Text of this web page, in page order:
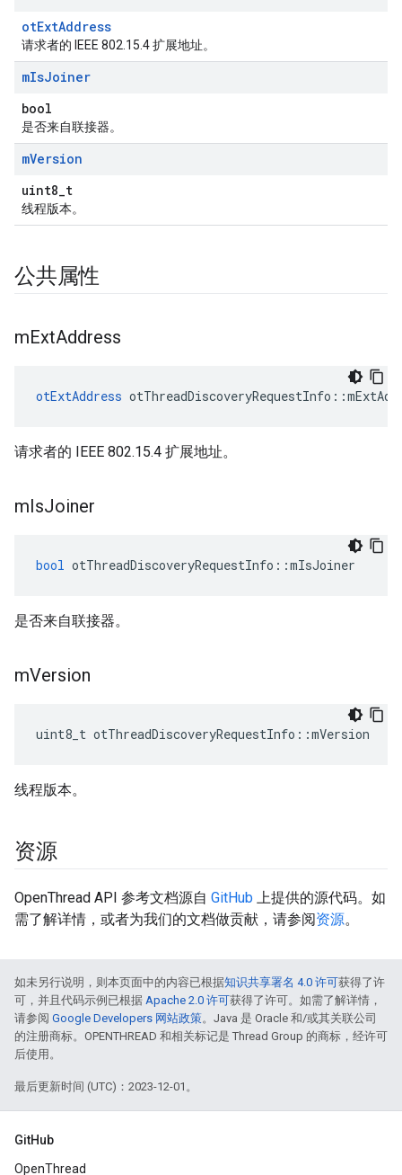
otExtAddress
请求者的 IEEE 802.15.4 扩展地址。
mIsJoiner
bool
是否来自联接器。
mVersion
uint8_t
线程版本。
公共属性
mExtAddress
otExtAddress otThreadDiscoveryRequestInfo ::
请求者的 IEEE 802.15.4 扩展地址。
mIsJoiner
bool otThreadDiscoveryRequestInfo ::mIsJoiner
是否来自联接器。
mVersion
uint8_t otThreadDiscoveryRequestInfo ::mVersion
线程版本。
资源
OpenThread API 参考文档源自 GitHub 上提供的源代码。如
需了解详情，或者为我们的文档做贡献，请参阅资源。
如未另行说明，则本页面中的内容已根据知识共享署名 4.0 许可获得了许
可，并且代码示例已根据 Apache 2.0 许可获得了许可。如需了解详情，
请参阅 Google Developers 网站政策。Java 是 Oracle 和/或其关联公司
的注册商标。OPENTHREAD 和相关标记是 Thread Group 的商标，经许可
后使用。
最后更新时间 (UTC)：2023-12-01。
GitHub
OpenThread